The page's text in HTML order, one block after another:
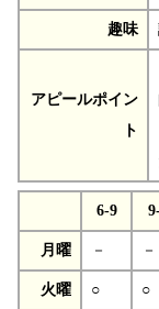
趣味
アピールポイン
ト
6-9
月曜 － －
火曜 ○ ○